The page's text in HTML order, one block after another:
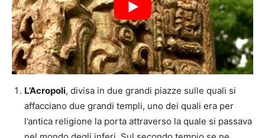
L’Acropoli, divisa in due grandi piazze sulle quali si
affacciano due grandi templi, uno dei quali era per
l’antica religione la porta attraverso la quale si passava